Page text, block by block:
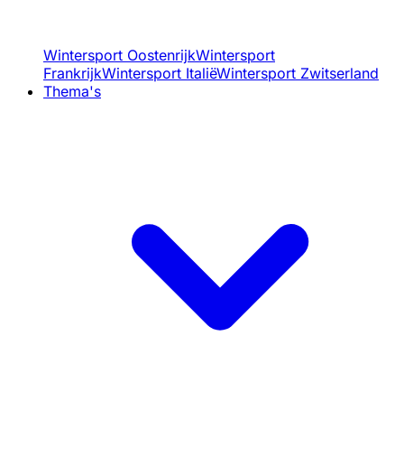
Wintersport OostenrijkWintersport
FrankrijkWintersport ItaliëWintersport Zwitserland
Thema's